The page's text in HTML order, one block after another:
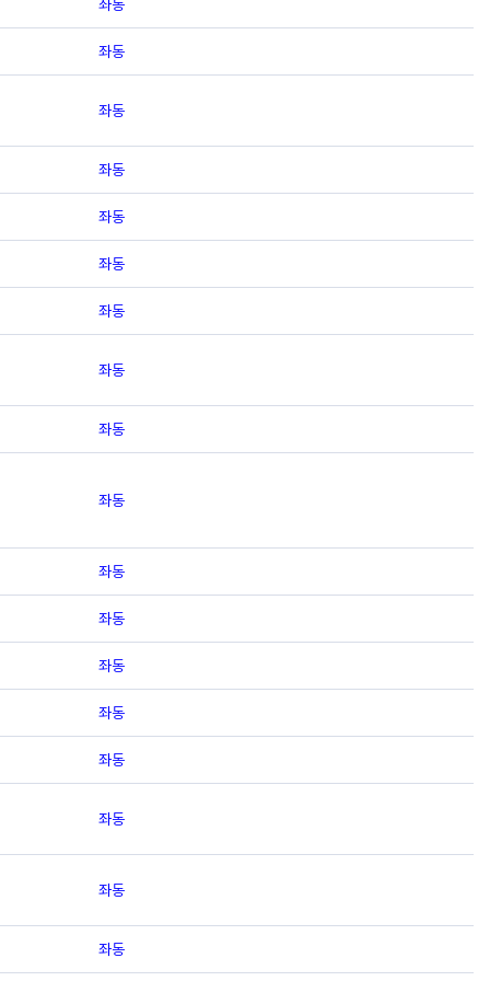
좌동
좌동
좌동
좌동
좌동
좌동
좌동
좌동
좌동
좌동
좌동
좌동
좌동
좌동
좌동
좌동
좌동
좌동